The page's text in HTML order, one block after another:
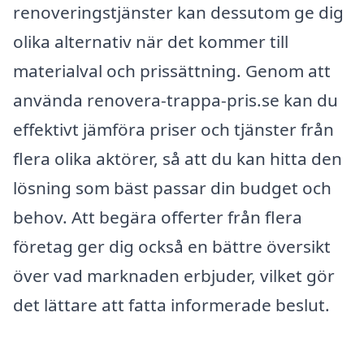
renoveringstjänster kan dessutom ge dig
olika alternativ när det kommer till
materialval och prissättning. Genom att
använda renovera-trappa-pris.se kan du
effektivt jämföra priser och tjänster från
flera olika aktörer, så att du kan hitta den
lösning som bäst passar din budget och
behov. Att begära offerter från flera
företag ger dig också en bättre översikt
över vad marknaden erbjuder, vilket gör
det lättare att fatta informerade beslut.